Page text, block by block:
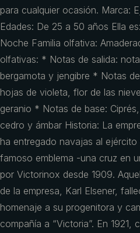
para cualquier ocasión. Marca:
Edades: De 25 a 50 años Ella
Noche Familia olfativa:
olfativas: * Notas de salida:
bergamota y jengibre * Notas
hojas de violeta, flor de las
geranio * Notas de base:
cedro y ámbar Historia: La
ha entregado navajas al ejército
famoso emblema -una cruz en
por Victorinox desde 1909.
de la empresa, Karl Elsener,
homenaje a su progenitora y
compañía a “Victoria”. En